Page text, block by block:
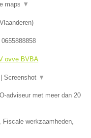
maps ▼
)
0655888858
ovve BVBA
Screenshot ▼
adviseur met meer dan 20
Fiscale werkzaamheden,